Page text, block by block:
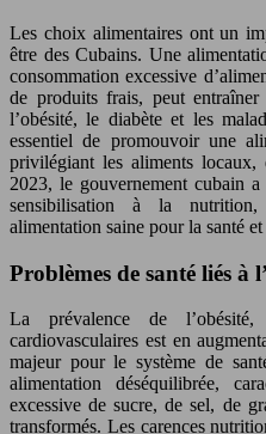
Les choix alimentaires ont un
être des Cubains. Une
consommation excessive
de produits frais, peut
l’obésité, le diabète et les
essentiel de promouvoir une
privilégiant les aliments locaux,
2023, le gouvernement cubain
sensibilisation à la nutrition,
alimentation saine pour la santé
Problèmes de santé liés à
La prévalence de
cardiovasculaires est en
majeur pour le système de
alimentation déséquilibrée,
excessive de sucre, de sel, de
transformés. Les carences